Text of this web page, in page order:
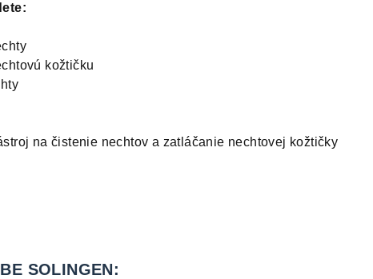
kožtičku
na čistenie nechtov a zatláčanie nechtovej kožtičky
SOLINGEN: